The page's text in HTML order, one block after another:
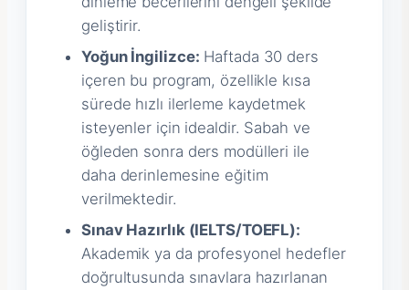
geliştirir.
Yoğun İngilizce: Haftada 30 ders
içeren bu program, özellikle kısa
sürede hızlı ilerleme kaydetmek
isteyenler için idealdir. Sabah ve
öğleden sonra ders modülleri ile
daha derinlemesine eğitim
verilmektedir.
Sınav Hazırlık (IELTS/TOEFL):
Akademik ya da profesyonel hedefler
doğrultusunda sınavlara hazırlanan